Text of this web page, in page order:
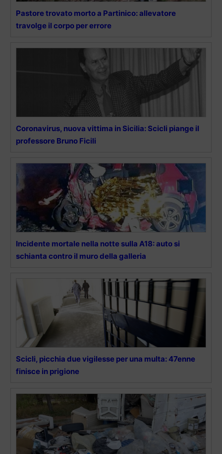
Pastore trovato morto a Partinico: allevatore
travolge il corpo per errore
Coronavirus, nuova vittima in Sicilia: Scicli piange il
professore Bruno Ficili
Incidente mortale nella notte sulla A18: auto si
schianta contro il muro della galleria
Scicli, picchia due vigilesse per una multa: 47enne
finisce in prigione